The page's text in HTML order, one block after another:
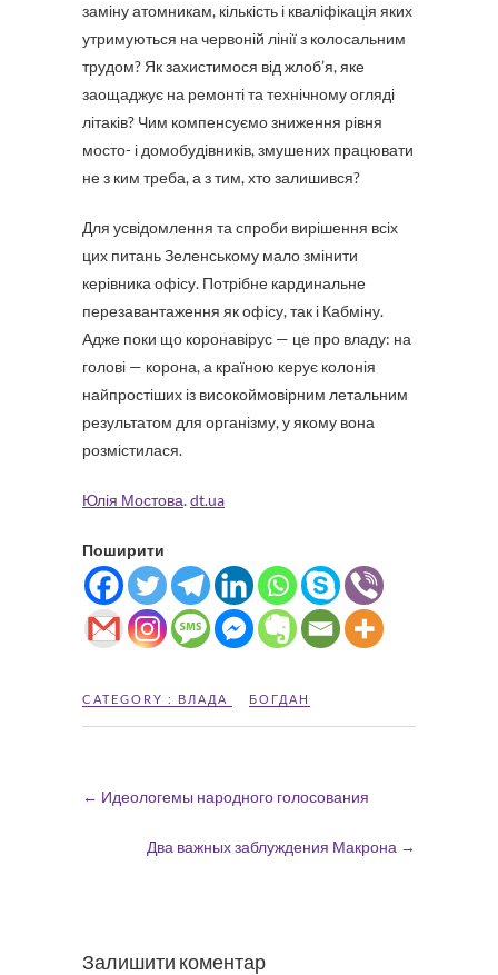
заміну атомникам, кількість і кваліфікація яких
утримуються на червоній лінії з колосальним
трудом? Як захистимося від жлоб’я, яке
заощаджує на ремонті та технічному огляді
літаків? Чим компенсуємо зниження рівня
мосто- і домобудівників, змушених працювати
не з ким треба, а з тим, хто залишився?
Для усвідомлення та спроби вирішення всіх
цих питань Зеленському мало змінити
керівника офісу. Потрібне кардинальне
перезавантаження як офісу, так і Кабміну.
Адже поки що коронавірус — це про владу: на
голові — корона, а країною керує колонія
найпростіших із високоймовірним летальним
результатом для організму, у якому вона
розмістилася.
Юлія Мостова.dt.ua
Поширити
CATEGORY : ВЛАДА БОГДАН
← Идеологемы народного голосования
Два важных заблуждения Макрона →
Залишити коментар